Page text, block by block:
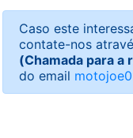
Caso este
contate-nos
(Chamada para a
do email